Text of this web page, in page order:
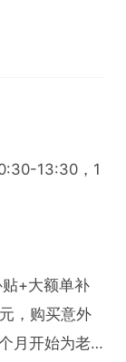
13:30，1
+大额单补
，购买意外
月开始为老